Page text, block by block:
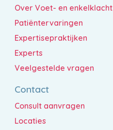
Over Voet- en enkelklacht
Patiëntervaringen
Expertisepraktijken
Experts
Veelgestelde vragen
Contact
Consult aanvragen
Locaties